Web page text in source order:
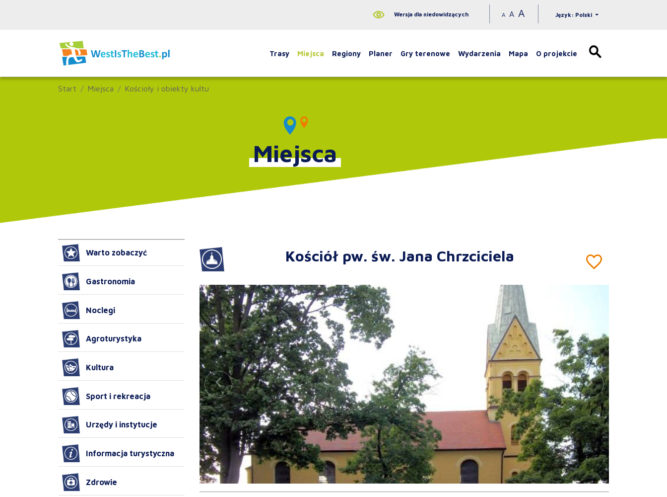
Wersja dla niedowidzących A A A Język: Polski
Trasy Miejsca Regiony Planer Gry terenowe Wydarzenia Mapa O projekcie
Start Miejsca Kościoły i obiekty kultu
Miejsca
Kościół pw. św. Jana Chrzciciela
Warto zobaczyć
Gastronomia
Noclegi
Agroturystyka
Kultura
Sport i rekreacja
Urzędy i instytucje
Informacja turystyczna
Zdrowie